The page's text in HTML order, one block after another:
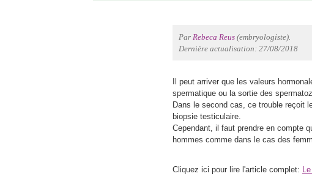
Par Rebeca Reus (embryologiste).
Dernière actualisation: 27/08/2018
Il peut arriver que les valeurs
spermatique ou la sortie des
Dans le second cas, ce trouble reçoit
biopsie testiculaire.
Cependant, il faut prendre en compte
hommes comme dans le cas des
Cliquez ici pour lire l'article complet: